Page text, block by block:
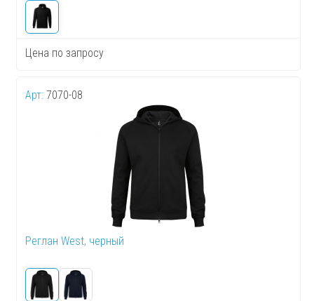
Цена по запросу
Арт: 7070-08
Реглан West, черный